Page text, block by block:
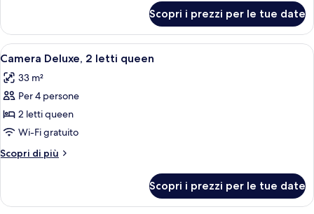
king
Deluxe,
letto
Scopri i prezzi per le tue date
Apri
tutte
le
foto
per
Camera
Deluxe,
2
queen
Una camera d'albergo con due letti,
5
Camera Deluxe, 2 letti queen
33 m²
Per 4 persone
2 letti queen
Wi-Fi gratuito
Scopri di più
Altri
Deluxe,
Scopri i prezzi per le tue date